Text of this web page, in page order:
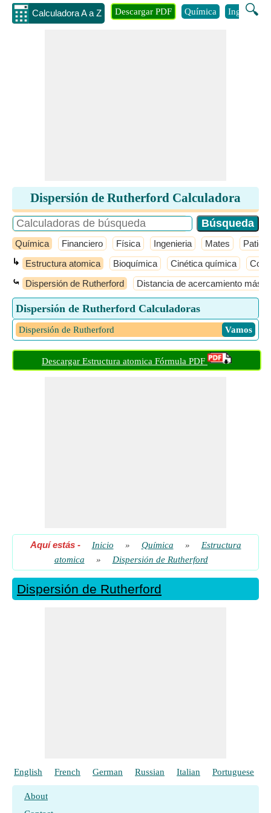
Calculadora A a Z 🔍
Descargar PDF Química Ingenieria
Dispersión de Rutherford Calculadora
Química Financiero Física Ingenieria Mates Patio
↳ Estructura atomica Bioquímica Cinética química
⤿ Dispersión de Rutherford Distancia de acercamiento más
Dispersión de Rutherford Calculadoras
Dispersión de Rutherford ​ Vamos
Descargar Estructura atomica Fórmula PDF
Aquí estás- Inicio » Química »
Estructura
atomica
» Dispersión de Rutherford
Dispersión de Rutherford
English French German Russian Italian Portuguese
About